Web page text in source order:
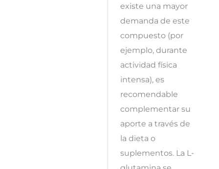
existe una mayor
demanda de este
compuesto (por
ejemplo, durante
actividad física
intensa), es
recomendable
complementar su
aporte a través de
la dieta o
suplementos. La L-